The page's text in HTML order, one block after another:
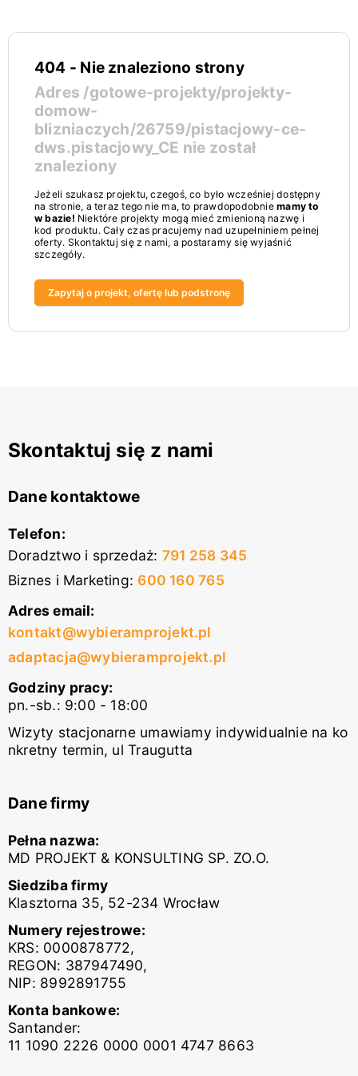
404 - Nie znaleziono strony
Adres /gotowe-projekty/projekty-
domow-
blizniaczych/26759/pistacjowy-ce-
dws.pistacjowy_CE nie został
znaleziony
Jeżeli szukasz projektu, czegoś, co było wcześniej dostępny
na stronie, a teraz tego nie ma, to prawdopodobniemamy to
w bazie! Niektóre projekty mogą mieć zmienioną nazwę i
kod produktu. Cały czas pracujemy nad uzupełniniem pełnej
oferty. Skontaktuj się z nami, a postaramy się wyjaśnić
szczegóły.
Zapytaj o projekt, ofertę lub podstronę
Skontaktuj się z nami
Dane kontaktowe
Telefon:
Doradztwo i sprzedaż: 791 258 345
Biznes i Marketing: 600 160 765
Adres email:
kontakt@wybieramprojekt.pl
adaptacja@wybieramprojekt.pl
Godziny pracy:
pn.-sb.: 9:00 - 18:00
Wizyty stacjonarne umawiamy indywidualnie na ko
nkretny termin, ul Traugutta
Dane firmy
Pełna nazwa:
MD PROJEKT & KONSULTING SP. ZO.O.
Siedziba firmy
Klasztorna 35, 52-234 Wrocław
Numery rejestrowe:
KRS: 0000878772,
REGON: 387947490,
NIP: 8992891755
Konta bankowe:
Santander:
11 1090 2226 0000 0001 4747 8663